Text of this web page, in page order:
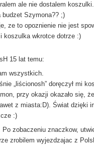
ale nie dostalem
budzet Szymona?? ;)
ze to opoznienie nie jest
koszulka wkrotce dotrze :)
15 lat temu:
wszystkich.
„liścionosh” doręczył mi
przy okazji okazało się,
z miasta:D). Świat dzięki
:)
Po zobaczeniu znaczkow,
zrobilem wyjezdzajac z